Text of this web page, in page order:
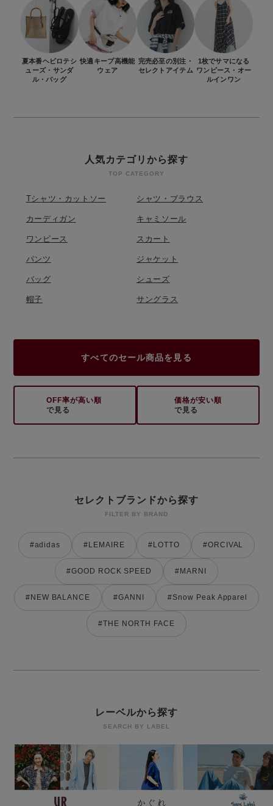
夏本番ヘビロテシ
ューズ・ サンダ
ル・バッグ
快適キープ高機能
ウェア
完売必至の別注・
セレクトアイテム
1枚でサマになる
ワンピース・ オー
ルインワン
人気カテゴリから探す
TOP CATEGORY
Tシャツ・カットソー シャツ・ブラウス
カーディガン キャミソール
ワンピース スカート
パンツ ジャケット
バッグ シューズ
帽子 サングラス
すべてのセール商品を見る
OFF率が高い順
で見る
価格が安い順
で見る
セレクトブランドから探す
FILTER BY BRAND
#adidas #LEMAIRE #LOTTO #ORCIVAL
#GOOD ROCK SPEED #MARNI
#NEW BALANCE #GANNI #Snow Peak Apparel
#THE NORTH FACE
レーベルから探す
SEARCH BY LABEL